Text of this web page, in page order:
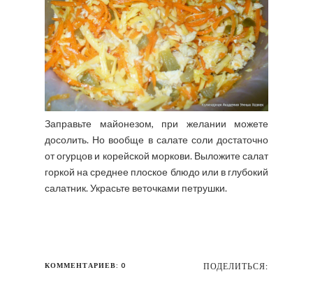
Заправьте майонезом, при желании можете
досолить. Но вообще в салате соли достаточно
от огурцов и корейской моркови. Выложите салат
горкой на среднее плоское блюдо или в глубокий
салатник. Украсьте веточками петрушки.
КОММЕНТАРИЕВ: 0 ПОДЕЛИТЬСЯ: